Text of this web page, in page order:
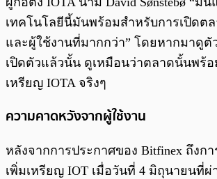
เทคโนโลยีนี้มันพร้อมสำหรับการเปิดต
และผู้ใช้งานที่มากกว่า” โดยหากมาดูตั
เปิดตัวแล้วนั้น ดูเหมือนว่าตลาดนั้นพร้
เหรียญ IOTA จริงๆ
ความคาดหวังจากผู้ใช้งาน
หลังจากการประกาศของ Bitfinex ถึงก
เพิ่มเหรียญ IOT เมื่อวันที่ 4 มิถุนายนที่